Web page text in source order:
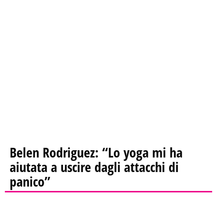
Belen Rodriguez: “Lo yoga mi ha
aiutata a uscire dagli attacchi di
panico”